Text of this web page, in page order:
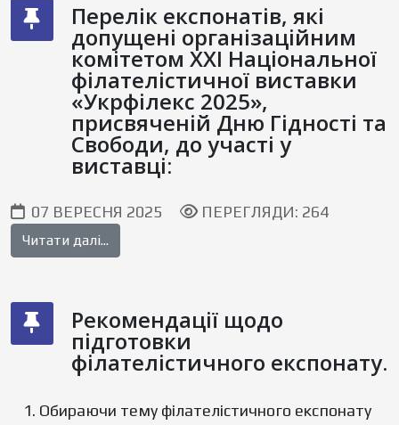
Перелік експонатів, які
допущені організаційним
комітетом XXI Національної
філателістичної виставки
«Укрфілекс 2025»,
присвяченій Дню Гiдностi та
Свободи, до участі у
виставці:
07 ВЕРЕСНЯ 2025 ПЕРЕГЛЯДИ: 264
Читати далі...
Рекомендації щодо
підготовки
філателістичного експонату.
Обираючи тему філателістичного експонату